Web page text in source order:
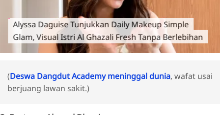
Alyssa Daguise Tunjukkan Daily Makeup Simple
Glam, Visual Istri Al Ghazali Fresh Tanpa Berlebihan
(Deswa Dangdut Academy meninggal dunia, wafat usai
berjuang lawan sakit.)